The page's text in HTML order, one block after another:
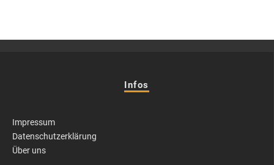
Infos
Impressum
Datenschutzerklärung
Über uns